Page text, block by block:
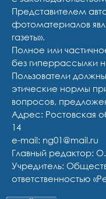
Представителем
фотоматериалов
газеты».
Полное или
без гиперрассылки
Пользователи
этические нормы
вопросов,
Адрес: Ростовская
14
e-mail: ng01@mail.ru
Главный редактор:
Учредитель:
ответственностью